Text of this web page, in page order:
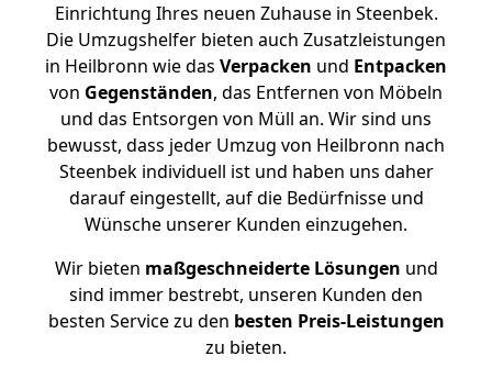
Einrichtung Ihres neuen Zuhause in Steenbek.
Die Umzugshelfer bieten auch Zusatzleistungen
in Heilbronn wie das Verpacken und Entpacken
von Gegenständen, das Entfernen von Möbeln
und das Entsorgen von Müll an. Wir sind uns
bewusst, dass jeder Umzug von Heilbronn nach
Steenbek individuell ist und haben uns daher
darauf eingestellt, auf die Bedürfnisse und
Wünsche unserer Kunden einzugehen.
Wir bieten maßgeschneiderte Lösungen und
sind immer bestrebt, unseren Kunden den
besten Service zu den besten Preis-Leistungen
zu bieten.